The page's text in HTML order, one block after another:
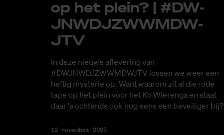
op het plein? | #DW­
JNWD­J­ZWWM­DW­
JTV
In deze nieuwe aflevering van
#DWJNWDJZWWMDWJTV lossen we weer een
heftig mysterie op. Want waarom zit al die rode
tape op het plein voor het Ko Wierenga en staat
daar 's ochtends ook nog eens een beveiliger bij?
12 november 2025